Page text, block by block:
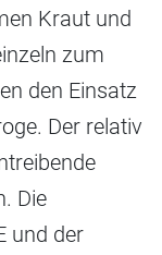
Kraut und
zum
den Einsatz
Der relativ
Die
und der